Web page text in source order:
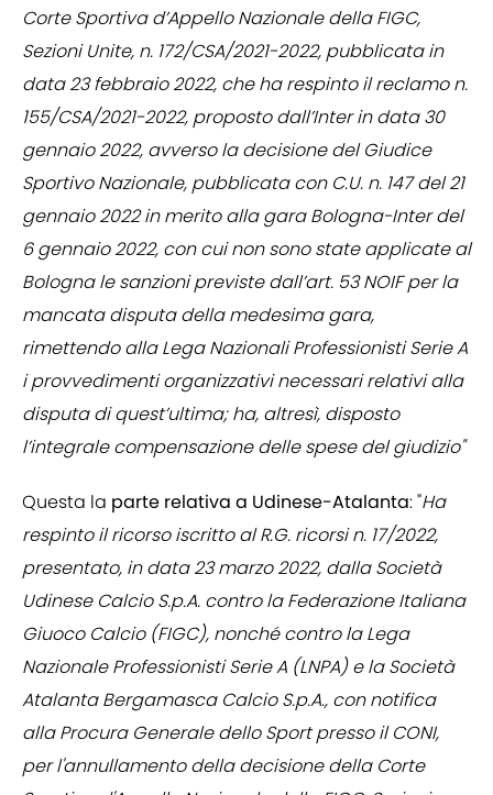
Corte Sportiva d’Appello Nazionale della FIGC,
Sezioni Unite, n. 172/CSA/2021-2022, pubblicata in
data 23 febbraio 2022, che ha respinto il reclamo n.
155/CSA/2021-2022, proposto dall’Inter in data 30
gennaio 2022, avverso la decisione del Giudice
Sportivo Nazionale, pubblicata con C.U. n. 147 del 21
gennaio 2022 in merito alla gara Bologna-Inter del
6 gennaio 2022, con cui non sono state applicate al
Bologna le sanzioni previste dall’art. 53 NOIF per la
mancata disputa della medesima gara,
rimettendo alla Lega Nazionali Professionisti Serie A
i provvedimenti organizzativi necessari relativi alla
disputa di quest’ultima; ha, altresì, disposto
l’integrale compensazione delle spese del giudizio"
Questa la parte relativa a Udinese-Atalanta: "Ha
respinto il ricorso iscritto al R.G. ricorsi n. 17/2022,
presentato, in data 23 marzo 2022, dalla Società
Udinese Calcio S.p.A. contro la Federazione Italiana
Giuoco Calcio (FIGC), nonché contro la Lega
Nazionale Professionisti Serie A (LNPA) e la Società
Atalanta Bergamasca Calcio S.p.A., con notifica
alla Procura Generale dello Sport presso il CONI,
per l'annullamento della decisione della Corte